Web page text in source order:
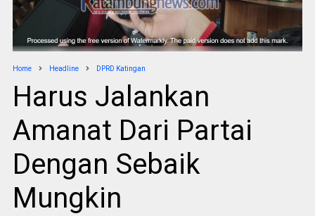
Home Headline DPRD Katingan
Harus Jalankan
Amanat Dari Partai
Dengan Sebaik
Mungkin